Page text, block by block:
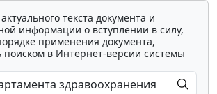
текста документа и
информации о вступлении в силу,
применения документа,
поиском в Интернет-версии системы